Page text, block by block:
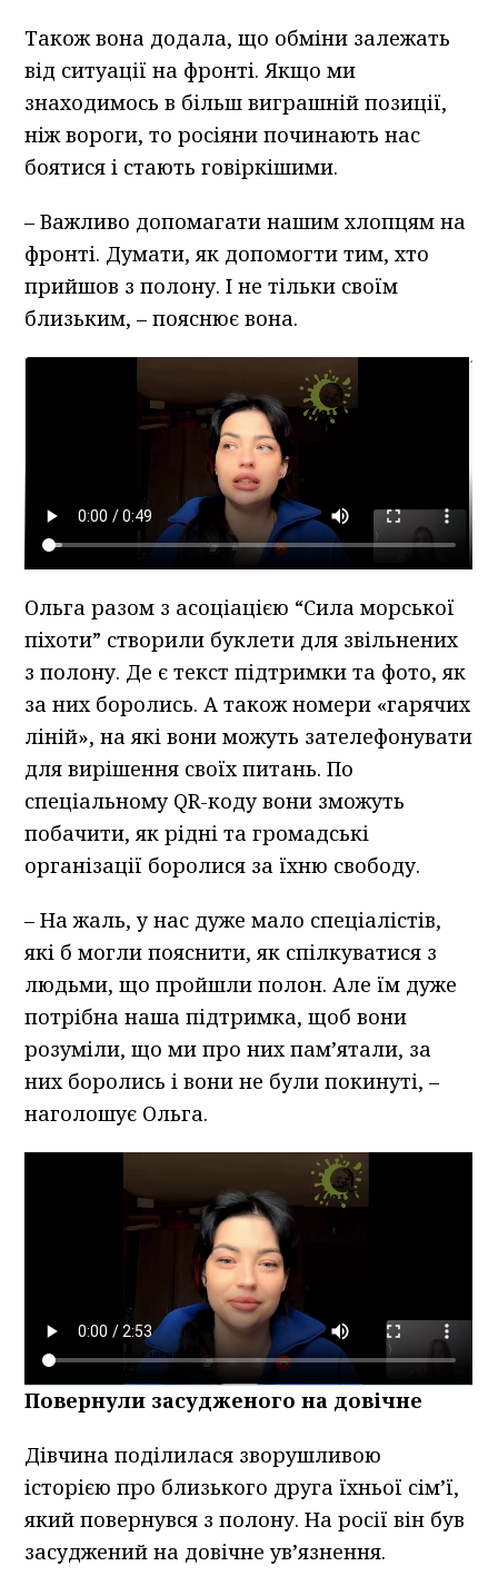
Також вона додала, що обміни залежать
від ситуації на фронті. Якщо ми
знаходимось в більш виграшній позиції,
ніж вороги, то росіяни починають нас
боятися і стають говіркішими.
– Важливо допомагати нашим хлопцям на
фронті. Думати, як допомогти тим, хто
прийшов з полону. І не тільки своїм
близьким, – пояснює вона.
Ольга разом з асоціацією “Сила морської
піхоти” створили буклети для звільнених
з полону. Де є текст підтримки та фото, як
за них боролись. А також номери «гарячих
ліній», на які вони можуть зателефонувати
для вирішення своїх питань. По
спеціальному QR-коду вони зможуть
побачити, як рідні та громадські
організації боролися за їхню свободу.
– На жаль, у нас дуже мало спеціалістів,
які б могли пояснити, як спілкуватися з
людьми, що пройшли полон. Але їм дуже
потрібна наша підтримка, щоб вони
розуміли, що ми про них пам’ятали, за
них боролись і вони не були покинуті, –
наголошує Ольга.
Повернули засудженого на довічне
Дівчина поділилася зворушливою
історією про близького друга їхньої сім’ї,
який повернувся з полону. На росії він був
засуджений на довічне ув’язнення.